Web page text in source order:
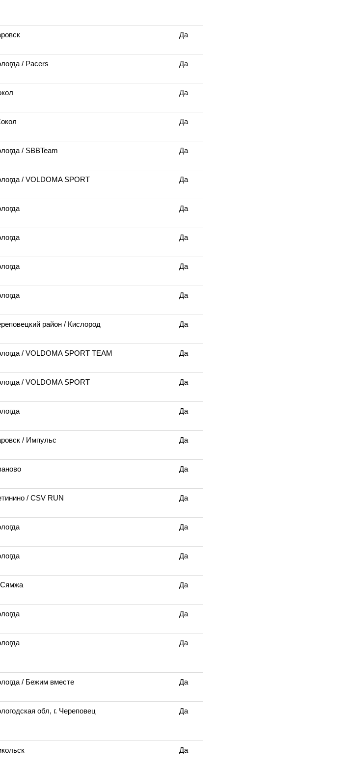
Да
/ Pacers Да
Да
Да
/ SBBTeam Да
/ VOLDOMA SPORT Да
Да
Да
Да
Да
район / Кислород Да
/ VOLDOMA SPORT TEAM Да
/ VOLDOMA SPORT Да
Да
/ Импульс Да
Да
/ CSV RUN Да
Да
Да
Да
Да
Да
/ Бежим вместе Да
обл, г. Череповец Да
Да